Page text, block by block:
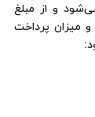
و از مبلغ
میزان پرداخت